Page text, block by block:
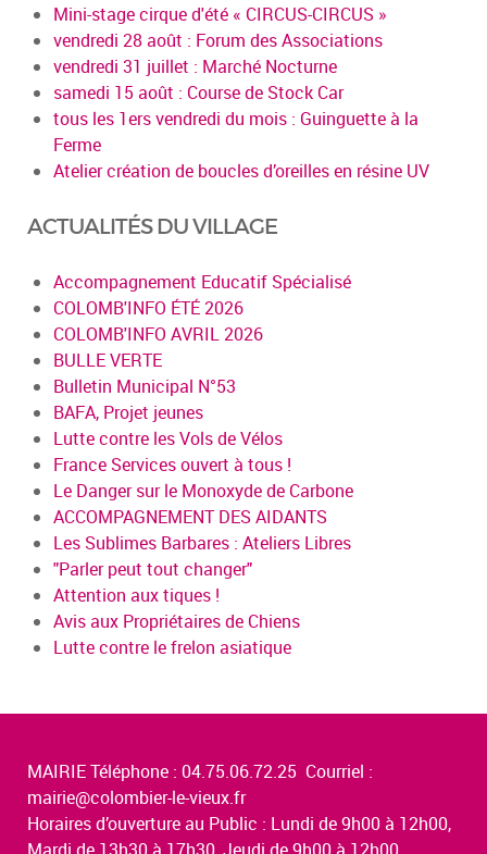
Mini-stage cirque d'été « CIRCUS-CIRCUS »
vendredi 28 août : Forum des Associations
vendredi 31 juillet : Marché Nocturne
samedi 15 août : Course de Stock Car
tous les 1ers vendredi du mois : Guinguette à la
Ferme
Atelier création de boucles d’oreilles en résine UV
ACTUALITÉS DU VILLAGE
Accompagnement Educatif Spécialisé
COLOMB'INFO ÉTÉ 2026
COLOMB'INFO AVRIL 2026
BULLE VERTE
Bulletin Municipal N°53
BAFA, Projet jeunes
Lutte contre les Vols de Vélos
France Services ouvert à tous !
Le Danger sur le Monoxyde de Carbone
ACCOMPAGNEMENT DES AIDANTS
Les Sublimes Barbares : Ateliers Libres
"Parler peut tout changer"
Attention aux tiques !
Avis aux Propriétaires de Chiens
Lutte contre le frelon asiatique
MAIRIE Téléphone : 04.75.06.72.25 Courriel :
mairie@colombier-le-vieux.fr
Horaires d’ouverture au Public : Lundi de 9h00 à 12h00,